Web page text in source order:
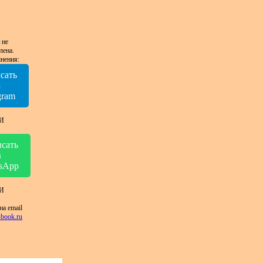
email